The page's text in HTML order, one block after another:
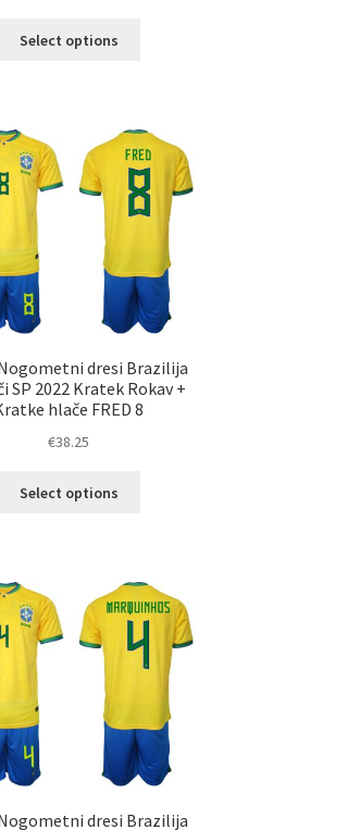
Select options
različic.
Možnosti
lahko
izberete
na
strani
izdelka
dresi Brazilija
SP 2022 Kratek Rokav +
hlače FRED 8
€38.25
Select options
različic.
Možnosti
lahko
izberete
na
strani
izdelka
dresi Brazilija